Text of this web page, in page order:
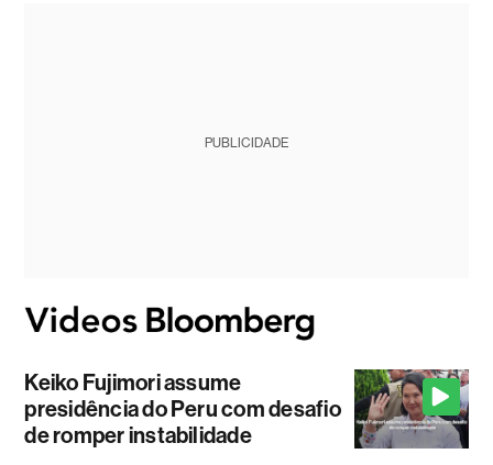
PUBLICIDADE
Keiko Fujimori assume
presidência do Peru com desafio
de romper instabilidade